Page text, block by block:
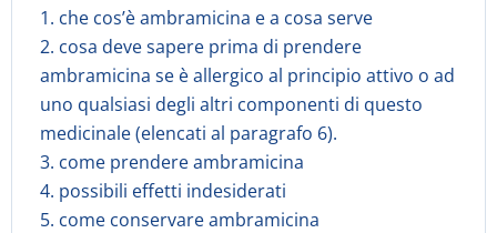
1. che cos’è ambramicina e a cosa serve
2. cosa deve sapere prima di prendere
ambramicina se è allergico al principio attivo o ad
uno qualsiasi degli altri componenti di questo
medicinale (elencati al paragrafo 6).
3. come prendere ambramicina
4. possibili effetti indesiderati
5. come conservare ambramicina